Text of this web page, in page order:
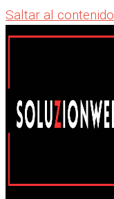
Saltar al contenido